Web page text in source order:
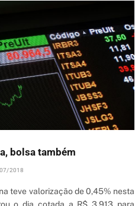
bolsa também
2018
teve valorização de 0,45% nesta